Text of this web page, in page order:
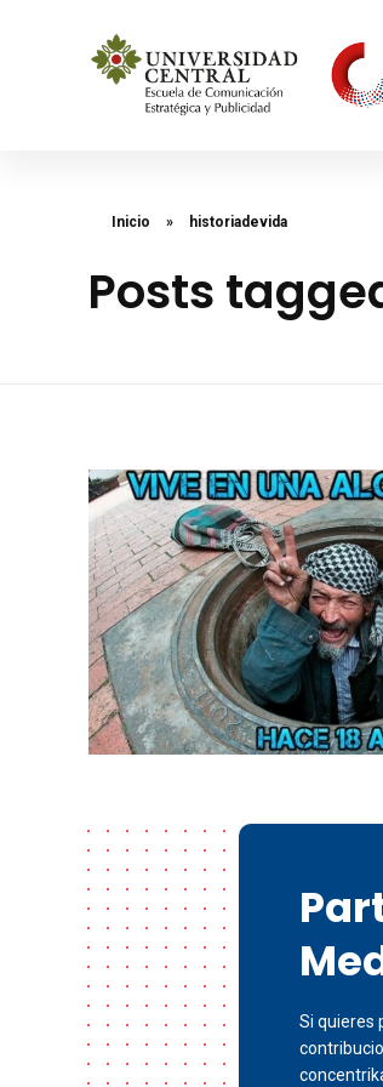
Inicio » historiadevida
Posts
Si quieres